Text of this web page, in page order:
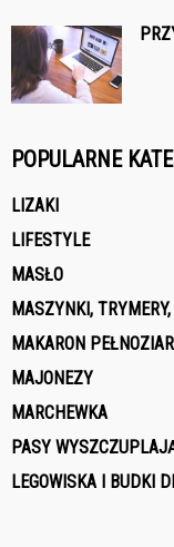
POPULARNE
LIZAKI
LIFESTYLE
MASŁO
MASZYNKI,
MAKARON
MAJONEZY
MARCHEWKA
PASY
LEGOWISKA I BUDKI